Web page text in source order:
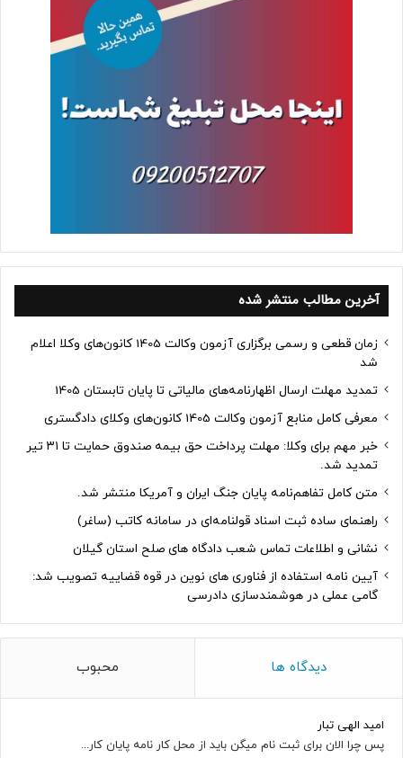
آخرین مطالب منتشر شده
زمان قطعی و رسمی برگزاری آزمون وکالت 1405 کانون‌های وکلا اعلام
شد
تمدید مهلت ارسال اظهارنامه‌های مالیاتی تا پایان تابستان 1405
معرفی کامل منابع آزمون وکالت 1405 کانون‌های وکلای دادگستری
خبر مهم برای وکلا: مهلت پرداخت حق بیمه صندوق حمایت تا ۳۱ تیر
تمدید شد.
متن کامل تفاهم‌نامه پایان جنگ ایران و آمریکا منتشر شد.
راهنمای ساده ثبت اسناد قولنامه‌ای در سامانه کاتب (ساغر)
نشانی و اطلاعات تماس شعب دادگاه های صلح استان گیلان
آیین نامه استفاده از فناوری های نوین در قوه قضاییه تصویب شد:
گامی عملی در هوشمندسازی دادرسی
دیدگاه ها محبوب
امید الهی تبار
پس چرا الان برای ثبت نام میگن باید از محل کار نامه پایان کار...